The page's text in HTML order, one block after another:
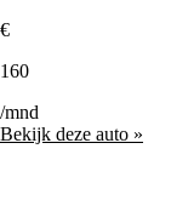
€
160
/mnd
Bekijk deze auto »